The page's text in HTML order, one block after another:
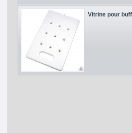
Vitrine pour